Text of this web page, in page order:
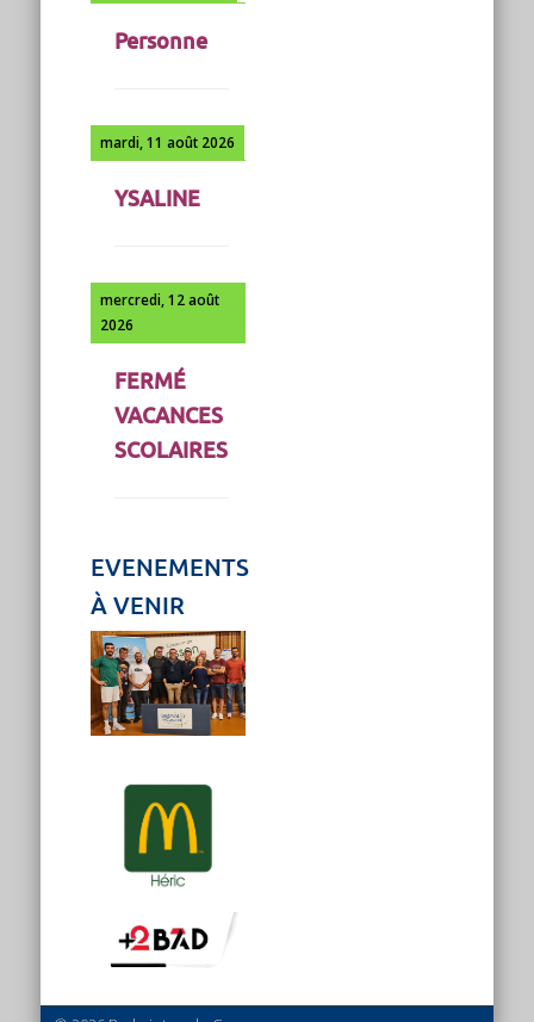
Personne
mardi, 11 août 2026
YSALINE
mercredi, 12 août
2026
FERMÉ
VACANCES
SCOLAIRES
EVENEMENTS
À VENIR